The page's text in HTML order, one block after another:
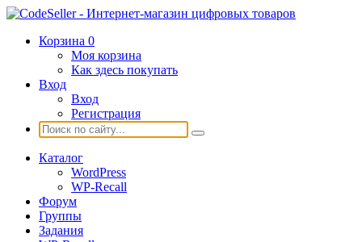
Корзина 0
Моя корзина
Как здесь покупать
Вход
Вход
Регистрация
Каталог
WordPress
WP-Recall
Форум
Группы
Задания